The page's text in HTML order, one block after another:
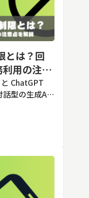
とは？回
用の注意
】ChatGPT
型の生成AI
録すれば無